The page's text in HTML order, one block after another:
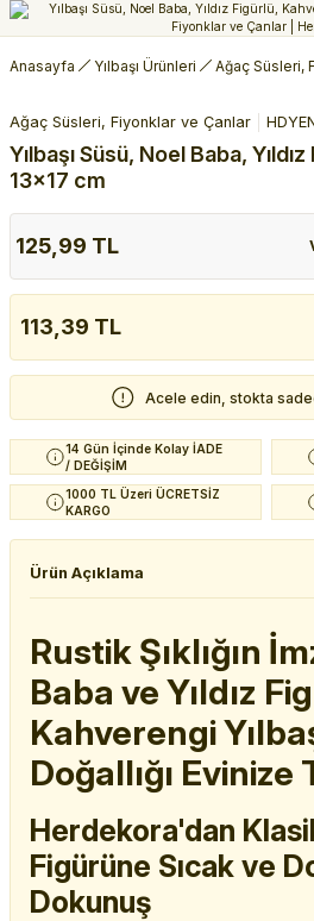
Anasayfa Yılbaşı Ürünleri Ağaç Süsleri,
Ağaç Süsleri, Fiyonklar ve Çanlar
Yılbaşı Süsü, Noel Baba,
13x17 cm
125,99 TL
113,39 TL
Acele edin, stokta
14 Gün İçinde Kolay İADE
/ DEĞİŞİM
1000 TL Üzeri ÜCRETSİZ
KARGO
Ürün Açıklama
Rustik Şıklığın
Baba ve Yıldız
Kahverengi
Doğallığı Evinize
Herdekora'dan
Figürüne Sıcak ve
Dokunuş